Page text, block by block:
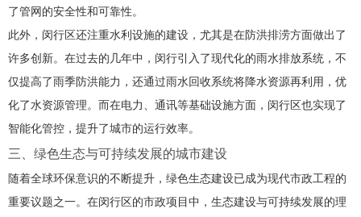
了管网的安全性和可靠性。
此外，闵行区还注重水利设施的建设，尤其是在防洪排涝方面做出了
许多创新。在过去的几年中，闵行引入了现代化的雨水排放系统，不
仅提高了雨季防洪能力，还通过雨水回收系统将降水资源再利用，优
化了水资源管理。而在电力、通讯等基础设施方面，闵行区也实现了
智能化管控，提升了城市的运行效率。
三、绿色生态与可持续发展的城市建设
随着全球环保意识的不断提升，绿色生态建设已成为现代市政工程的
重要议题之一。在闵行区的市政项目中，生态建设与可持续发展的理